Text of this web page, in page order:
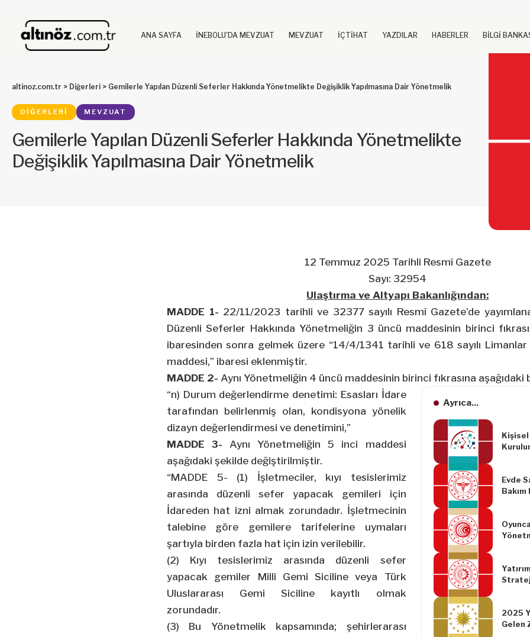
ANA SAYFA İNEBOLU’DA MEVZUAT MEVZUAT İÇTİHAT YAZDILAR HABERLER BİLGİ
altinoz.com.tr > Diğerleri > Gemilerle Yapılan Düzenli Seferler Hakkında Yönetmelikte Değişiklik Yapılmasına Dair Yönetmelik
DIĞERLERI MEVZUAT
Gemilerle Yapılan Düzenli Seferler Hakkında Yönetmelikte
Değişiklik Yapılmasına Dair Yönetmelik
12 Temmuz 2025 Tarihli Resmî Gazete
Sayı: 32954
Ulaştırma ve Altyapı Bakanlığından:
MADDE 1- 22/11/2023 tarihli ve 32377 sayılı Resmî Gazete’de
Düzenli Seferler Hakkında Yönetmeliğin 3 üncü maddesinin birinci
ibaresinden sonra gelmek üzere “14/4/1341 tarihli ve 618 sayılı
maddesi,” ibaresi eklenmiştir.
MADDE 2- Aynı Yönetmeliğin 4 üncü maddesinin birinci fıkrasına
Ayrıca...
Evde
2025
Gelen
“n) Durum değerlendirme denetimi: Esasları İdare
tarafından belirlenmiş olan, kondisyona yönelik
dizayn değerlendirmesi ve denetimini,”
MADDE 3- Aynı Yönetmeliğin 5 inci maddesi
aşağıdaki şekilde değiştirilmiştir.
“MADDE 5- (1) İşletmeciler, kıyı tesislerimiz
arasında düzenli sefer yapacak gemileri için
İdareden hat izni almak zorundadır. İşletmecinin
talebine göre gemilere tarifelerine uymaları
şartıyla birden fazla hat için izin verilebilir.
(2) Kıyı tesislerimiz arasında düzenli sefer
yapacak gemiler Milli Gemi Siciline veya Türk
Uluslararası Gemi Siciline kayıtlı olmak
zorundadır.
(3) Bu Yönetmelik kapsamında; şehirlerarası